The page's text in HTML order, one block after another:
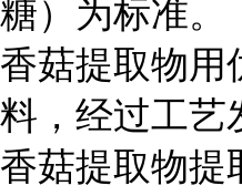
糖）为标准。
香菇提取物用
料，经过工艺
香菇提取物提